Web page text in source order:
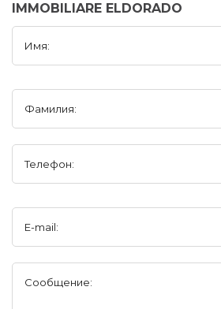
IMMOBILIARE ELDORADO
Имя:
Фамилия:
Телефон:
E-mail:
Сообщение: